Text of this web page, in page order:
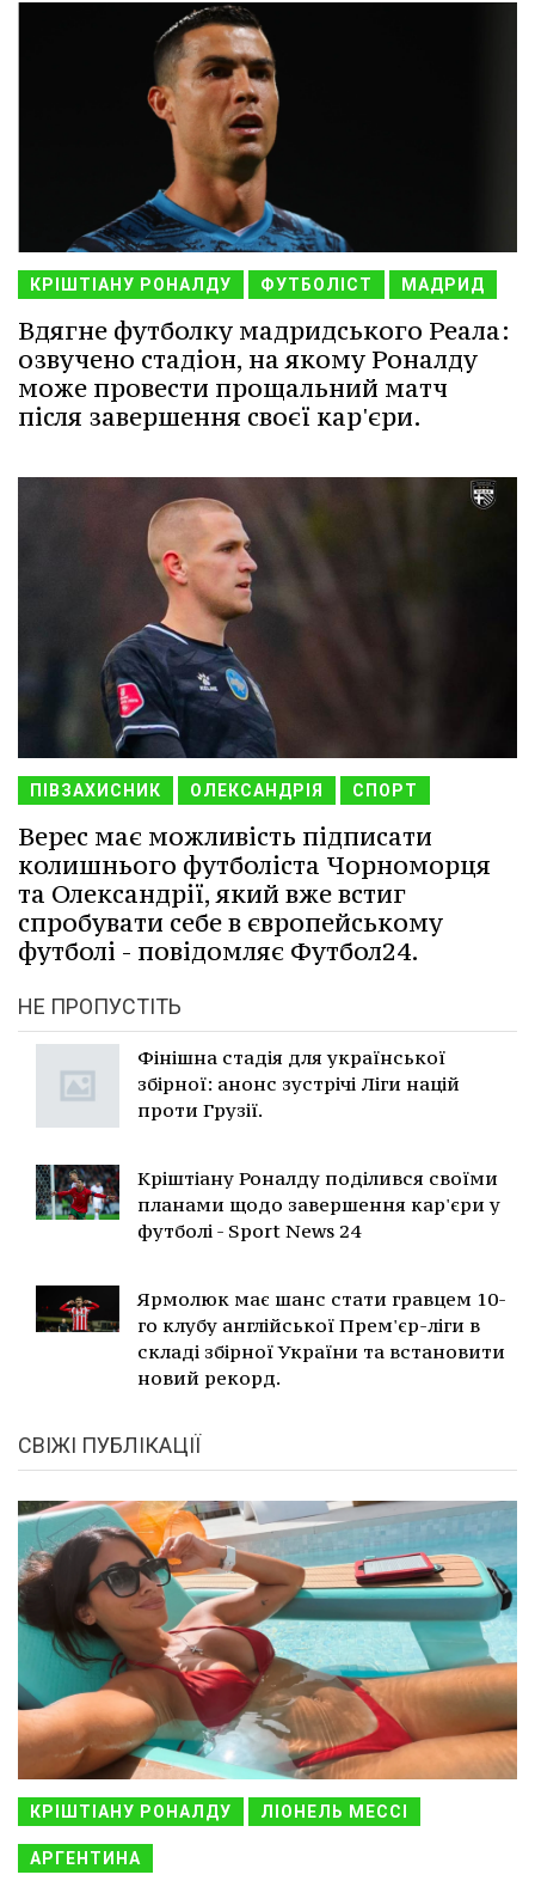
КРІШТІАНУ РОНАЛДУ ФУТБОЛІСТ МАДРИД
Вдягне футболку мадридського Реала:
озвучено стадіон, на якому Роналду
може провести прощальний матч
після завершення своєї кар'єри.
ПІВЗАХИСНИК ОЛЕКСАНДРІЯ СПОРТ
Верес має можливість підписати
колишнього футболіста Чорноморця
та Олександрії, який вже встиг
спробувати себе в європейському
футболі - повідомляє Футбол24.
НЕ ПРОПУСТІТЬ
Фінішна стадія для української
збірної: анонс зустрічі Ліги націй
проти Грузії.
Кріштіану Роналду поділився своїми
планами щодо завершення кар'єри у
футболі - Sport News 24
Ярмолюк має шанс стати гравцем 10-
го клубу англійської Прем'єр-ліги в
складі збірної України та встановити
новий рекорд.
СВІЖІ ПУБЛІКАЦІЇ
КРІШТІАНУ РОНАЛДУ ЛІОНЕЛЬ МЕССІ
АРГЕНТИНА